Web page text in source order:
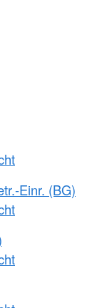
Einr. (BG)